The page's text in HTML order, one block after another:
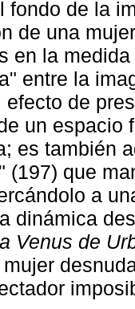
fondo de la
de una
en la
entre la
efecto de
un espacio
es también
(197) que
a
dinámica
Venus de